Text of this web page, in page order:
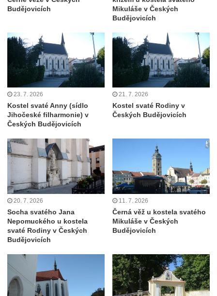
Kaple svatého Jana Nepomuckého před
Kaple Panny Marie v Mírové ulici v Protivíně
Kaple svatého Rocha v Ohradě u Hluboké
nad Vltavou
Kostel svaté Kateřiny Alexandrijské ve
Kostel svatého Martina v Tursku
Kaple svatých Jana a Pavla v Knínicích
Kaple Panny Marie u bývalého zámku
Ledebour
Kaple svatého Michaela v Kozinci
Kostel Narození Panny Marie v Holubici
Kaple svatého Gotharda jihozápadně od
Debrna
Kaple svatého Václava v Debrně
Kralupech nad Vltavou
Hrobová kaple rodiny Hrubých II. na
hřbitově v Kralupech nad Vltavou
Budějovicích
Mikuláše v Českých
Budějovicích
23. 7. 2026
Kostel svaté Anny (sídlo
Jihočeské filharmonie) v
Českých Budějovicích
21. 7. 2026
Kostel svaté Rodiny v
Českých Budějovicích
20. 7. 2026
Socha svatého Jana
Nepomuckého u kostela
svaté Rodiny v Českých
Budějovicích
11. 7. 2026
Černá věž u kostela svatého
Mikuláše v Českých
Budějovicích